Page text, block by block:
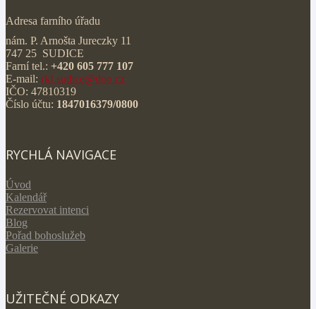
Adresa farního úřadu
nám. P. Arnošta Jureczky 11
747 25 SUDICE
Farní tel.: +420 605 777 107
E-mail: rkf.sudice@doo.cz
IČO: 47810319
Číslo účtu: 1847016379/0800
RYCHLÁ NAVIGACE
Úvod
Kalendář
Rezervovat intenci
Blog
Pořad bohoslužeb
Galerie
UŽITEČNÉ ODKAZY